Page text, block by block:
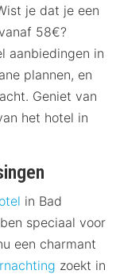
je dat je een
58€?
aanbiedingen in
plannen, en
Geniet van
het hotel in
in Bad
speciaal voor
een charmant
zoekt in